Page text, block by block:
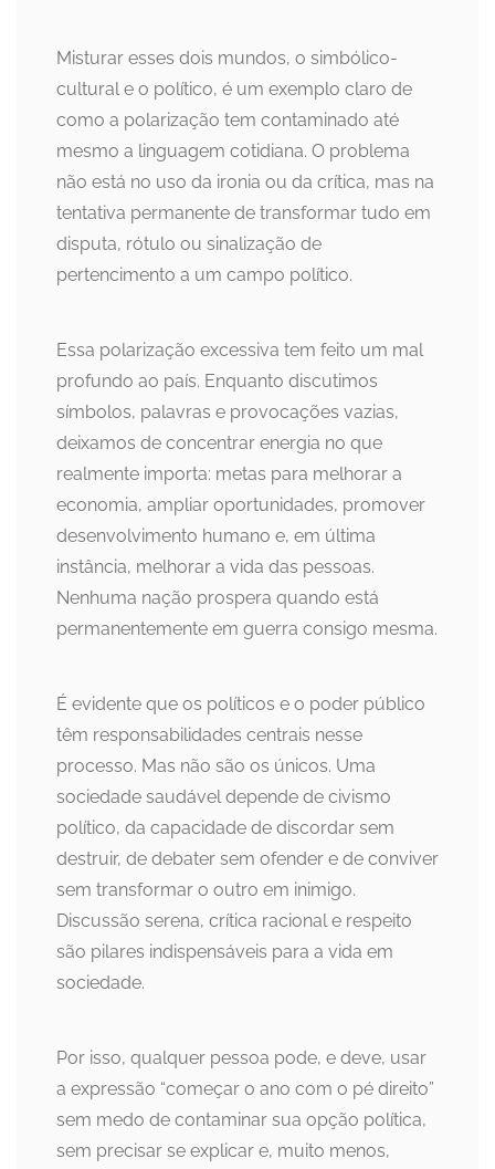
Misturar esses dois mundos, o simbólico-
cultural e o político, é um exemplo claro de
como a polarização tem contaminado até
mesmo a linguagem cotidiana. O problema
não está no uso da ironia ou da crítica, mas na
tentativa permanente de transformar tudo em
disputa, rótulo ou sinalização de
pertencimento a um campo político.
Essa polarização excessiva tem feito um mal
profundo ao país. Enquanto discutimos
símbolos, palavras e provocações vazias,
deixamos de concentrar energia no que
realmente importa: metas para melhorar a
economia, ampliar oportunidades, promover
desenvolvimento humano e, em última
instância, melhorar a vida das pessoas.
Nenhuma nação prospera quando está
permanentemente em guerra consigo mesma.
É evidente que os políticos e o poder público
têm responsabilidades centrais nesse
processo. Mas não são os únicos. Uma
sociedade saudável depende de civismo
político, da capacidade de discordar sem
destruir, de debater sem ofender e de conviver
sem transformar o outro em inimigo.
Discussão serena, crítica racional e respeito
são pilares indispensáveis para a vida em
sociedade.
Por isso, qualquer pessoa pode, e deve, usar
a expressão “começar o ano com o pé direito”
sem medo de contaminar sua opção política,
sem precisar se explicar e, muito menos,